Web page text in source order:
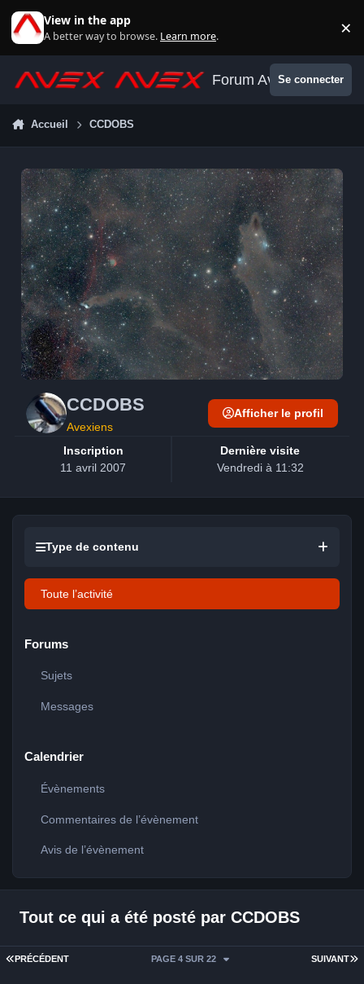
View in the app
A better way to browse. Learn more. ×
Forum AvexSe connecter
Accueil CCDOBS
CCDOBS
Avexiens
Inscription
11 avril 2007
Dernière visite
Vendredi à 11:32
Afficher le profil
Type de contenu
Toute l’activité
Forums
Sujets
Messages
Calendrier
Évènements
Commentaires de l’évènement
Avis de l’évènement
Tout ce qui a été posté par CCDOBS
PREMIÈRE PAGE
PRÉCÉDENT SUIVANT
PAGE 4 SUR 22